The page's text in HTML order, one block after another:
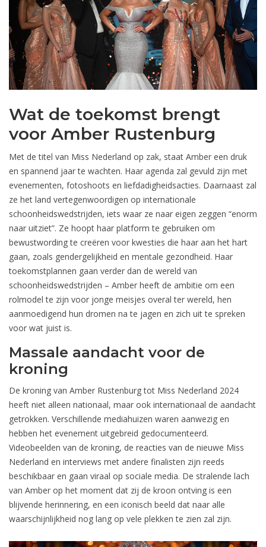
Wat de toekomst brengt
voor Amber Rustenburg
Met de titel van Miss Nederland op zak, staat Amber een druk
en spannend jaar te wachten. Haar agenda zal gevuld zijn met
evenementen, fotoshoots en liefdadigheidsacties. Daarnaast zal
ze het land vertegenwoordigen op internationale
schoonheidswedstrijden, iets waar ze naar eigen zeggen “enorm
naar uitziet”. Ze hoopt haar platform te gebruiken om
bewustwording te creëren voor kwesties die haar aan het hart
gaan, zoals gendergelijkheid en mentale gezondheid. Haar
toekomstplannen gaan verder dan de wereld van
schoonheidswedstrijden – Amber heeft de ambitie om een
rolmodel te zijn voor jonge meisjes overal ter wereld, hen
aanmoedigend hun dromen na te jagen en zich uit te spreken
voor wat juist is.
Massale aandacht voor de
kroning
De kroning van Amber Rustenburg tot Miss Nederland 2024
heeft niet alleen nationaal, maar ook internationaal de aandacht
getrokken. Verschillende mediahuizen waren aanwezig en
hebben het evenement uitgebreid gedocumenteerd.
Videobeelden van de kroning, de reacties van de nieuwe Miss
Nederland en interviews met andere finalisten zijn reeds
beschikbaar en gaan viraal op sociale media. De stralende lach
van Amber op het moment dat zij de kroon ontving is een
blijvende herinnering, en een iconisch beeld dat naar alle
waarschijnlijkheid nog lang op vele plekken te zien zal zijn.